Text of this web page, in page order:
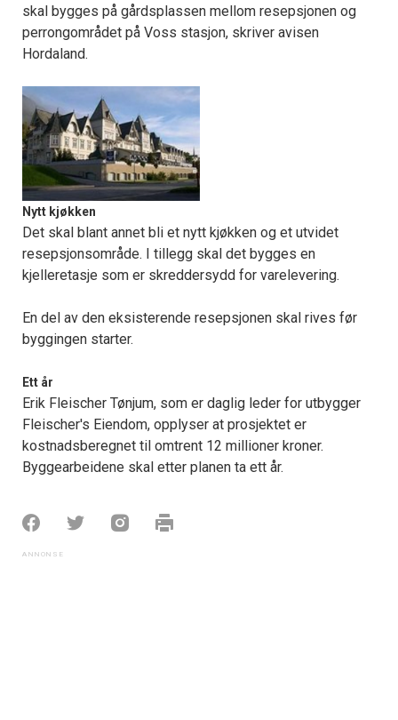
skal bygges på gårdsplassen mellom resepsjonen og
perrongområdet på Voss stasjon, skriver avisen
Hordaland.
Nytt kjøkken
Det skal blant annet bli et nytt kjøkken og et utvidet
resepsjonsområde. I tillegg skal det bygges en
kjelleretasje som er skreddersydd for varelevering.
En del av den eksisterende resepsjonen skal rives før
byggingen starter.
Ett år
Erik Fleischer Tønjum, som er daglig leder for utbygger
Fleischer's Eiendom, opplyser at prosjektet er
kostnadsberegnet til omtrent 12 millioner kroner.
Byggearbeidene skal etter planen ta ett år.